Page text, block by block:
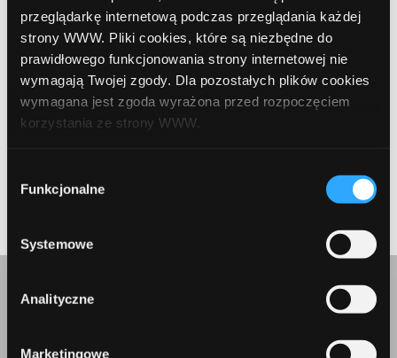
przeglądarkę internetową podczas przeglądania każdej
strony WWW. Pliki cookies, które są niezbędne do
prawidłowego funkcjonowania strony internetowej nie
wymagają Twojej zgody. Dla pozostałych plików cookies
wymagana jest zgoda wyrażona przed rozpoczęciem
korzystania ze strony WWW.
formy korzystania z plików cookies. Więcej:
Polityka
zgody
Funkcjonalne
Systemowe
Analityczne
Marketingowe
Udostępnij:
Prev Article Next Article
Skontaktuj się z nami